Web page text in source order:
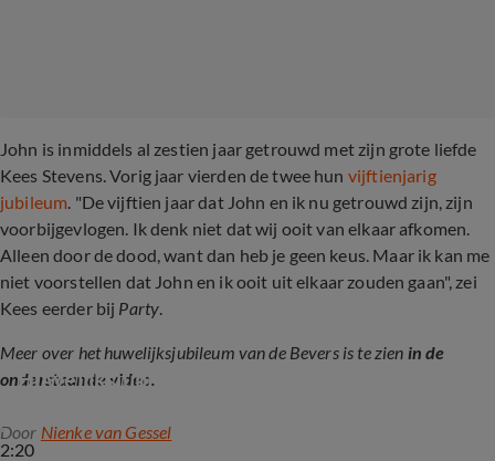
John is inmiddels al zestien jaar getrouwd met zijn grote liefde
Kees Stevens. Vorig jaar vierden de twee hun vijftienjarig
jubileum. "De vijftien jaar dat John en ik nu getrouwd zijn, zijn
voorbijgevlogen. Ik denk niet dat wij ooit van elkaar afkomen.
Alleen door de dood, want dan heb je geen keus. Maar ik kan me
niet voorstellen dat John en ik ooit uit elkaar zouden gaan", zei
Kees eerder bij Party.
Meer over het huwelijksjubileum van de Bevers is te zien in de
onderstaande video.
2:20
Huwelijksjubileum bij De Bevers
Door Nienke van Gessel